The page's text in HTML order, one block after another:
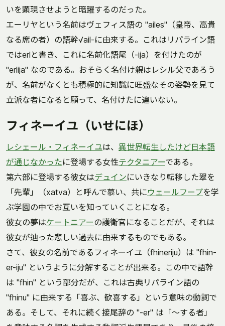
いを顕現させようと暗躍するのだった。
エーリヤという名前はヴェフィス語の "ailes"（皇帝、高貴
なる席の者）の語幹√ail-に由来する。これはリパライン語
ではerlと書き、これに名前化語尾（-ija）を付けたのが
"erlija" なのである。おそらく名付け親はレシル父であろう
が、名前がなくとも積極的に知識に旺盛なその姿勢を見て
立派な者になると願って、名付けたに違いない。
フィネーイユ（いせにほ）
レシェール・フィネーイユは、 異世界転生したけど日本語
が通じなかったに登場する女性テクタニアーである。
第六部に登場する彼女はデュインにいきなり転移した翠を
「先輩」（xatva）と呼んで慕い、共にウェールフープを学
ぶ学園の中でお互いを知っていくことになる。
彼女の夢はケートニアーの護衛官になることだが、それは
彼女が辿った悲しい過去に由来するものでもある。
さて、彼女の名前であるフィネーイユ（fhineriju）は "fhin-
er-iju" というように分解することが出来る。この中で語幹
は "fhin" という部分だが、これは古典リパライン語の
"fhinu" に由来する「喜ぶ、歓喜する」という意味の動詞で
ある。そして、それに続く接尾辞の "-er" は「～する者」